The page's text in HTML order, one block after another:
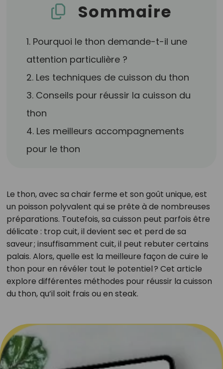
Sommaire
1. Pourquoi le thon demande-t-il une
attention particulière ?
2. Les techniques de cuisson du thon
3. Conseils pour réussir la cuisson du
thon
4. Les meilleurs accompagnements
pour le thon
Le thon, avec sa chair ferme et son goût unique, est
un poisson polyvalent qui se prête à de nombreuses
préparations. Toutefois, sa cuisson peut parfois être
délicate : trop cuit, il devient sec et perd de sa
saveur ; insuffisamment cuit, il peut rebuter certains
palais. Alors, quelle est la meilleure façon de cuire le
thon pour en révéler tout le potentiel ? Cet article
explore différentes méthodes pour réussir la cuisson
du thon, qu’il soit frais ou en steak.